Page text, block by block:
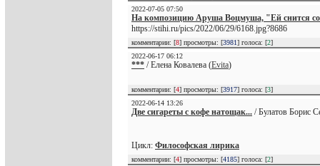
2022-07-05 07:50
На композицию Аруша Воцмуша, "Ей снится
https://stihi.ru/pics/2022/06/29/6168.jpg?8686
комментарии: [8] просмотры: [3981] голоса: [2]
2022-06-17 06:12
*** / Елена Ковалева (Evita)
комментарии: [4] просмотры: [3917] голоса: [3]
2022-06-14 13:26
Две сигареты с кофе натощак... / Булатов Борис
Цикл: Философская лирика
комментарии: [4] просмотры: [4185] голоса: [2]